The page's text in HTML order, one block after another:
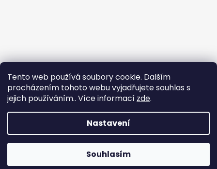
Tento web používá soubory cookie. Dalším
procházením tohoto webu vyjadřujete souhlas s
jejich používáním.. Více informací zde.
Nastavení
Souhlasím
Copyright 2026Klenoty Teplice. Všechna práva
vyhrazena.